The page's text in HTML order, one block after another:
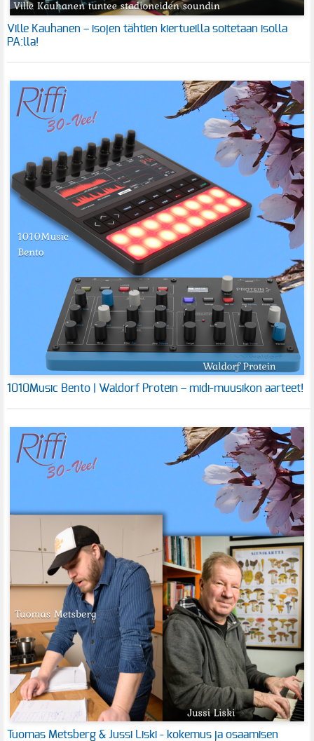
Ville Kauhanen – isojen tähtien kiertueilla soitetaan isolla
PA:lla!
1010Music Bento | Waldorf Protein – midi-muusikon aarteet!
Tuomas Metsberg & Jussi Liski - kokemus ja osaamisen